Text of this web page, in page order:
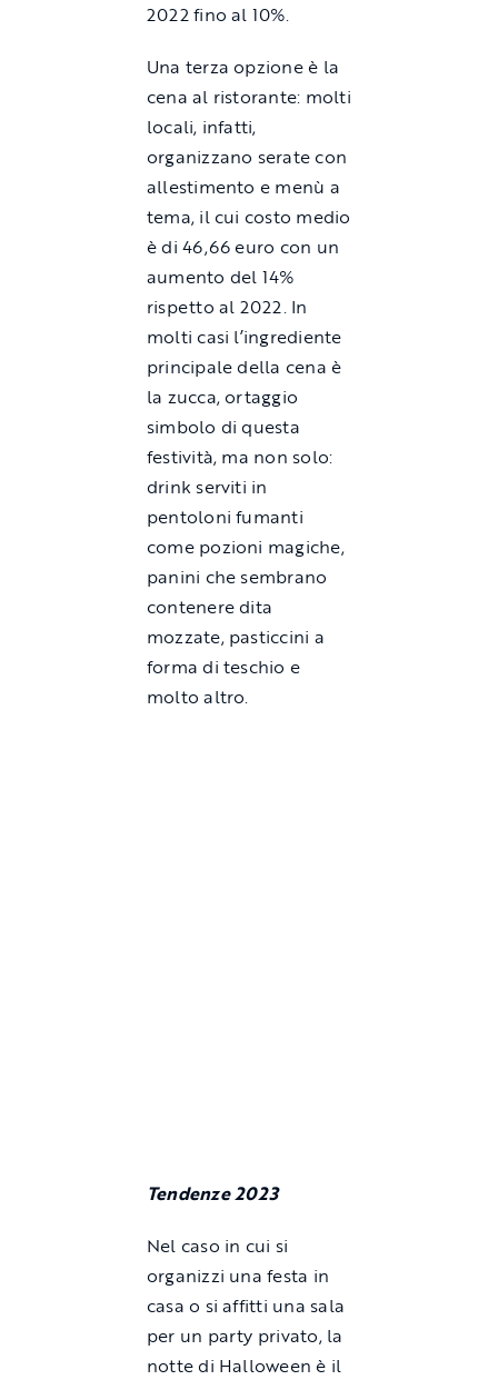
2022 fino al 10%.
Una terza opzione è la
cena al ristorante: molti
locali, infatti,
organizzano serate con
allestimento e menù a
tema, il cui costo medio
è di 46,66 euro con un
aumento del 14%
rispetto al 2022. In
molti casi l’ingrediente
principale della cena è
la zucca, ortaggio
simbolo di questa
festività, ma non solo:
drink serviti in
pentoloni fumanti
come pozioni magiche,
panini che sembrano
contenere dita
mozzate, pasticcini a
forma di teschio e
molto altro.
Tendenze 2023
Nel caso in cui si
organizzi una festa in
casa o si affitti una sala
per un party privato, la
notte di Halloween è il